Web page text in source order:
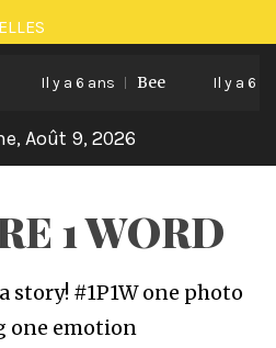
Il y a 6 ans Bee Il y a 6 ans
Août 9, 2026
1 WORD
story! #1P1W one photo
one emotion